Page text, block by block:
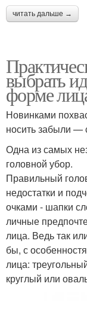
читать дальше →
выбрать
форме
Новинками
носить забыли —
Одна из самых
головной убор.
Правильный
недостатки и
очками - шапки
личные
лица. Ведь так
бы, с
лица:
круглый или